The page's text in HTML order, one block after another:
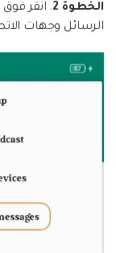
الخطوة 2 . انقر فوق
الرسائل وجهات